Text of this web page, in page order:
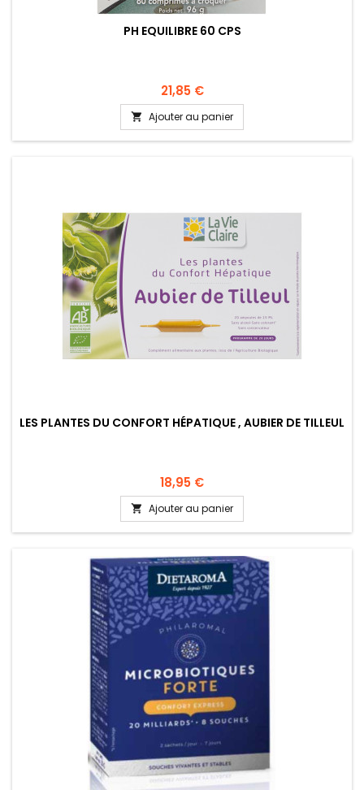
PH EQUILIBRE 60 CPS
21,85 €
 Ajouter au panier
LES PLANTES DU CONFORT HÉPATIQUE , AUBIER DE TILLEUL
18,95 €
 Ajouter au panier